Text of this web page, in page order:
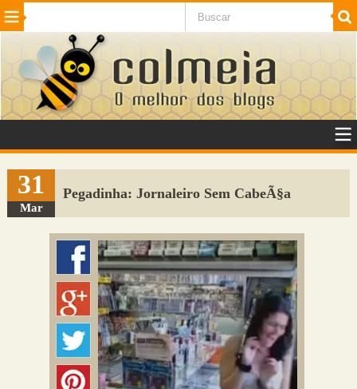
Beleza Cinema e TV
Internet Jogos NotÃ­cias SaÃºde
VeÃ­culos Adulto
Sugerir Link
Adicionar Blog
Colmeia Exchange
Perguntas Frequentes
31
Mar
Pegadinha: Jornaleiro Sem CabeÃ§a